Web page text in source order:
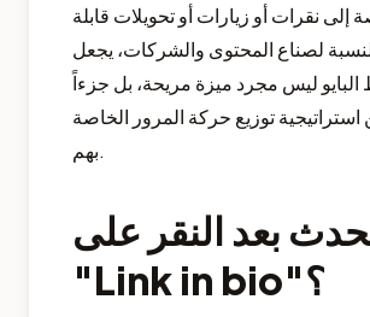
إلى نقرات أو زيارات أو تحويلات قابلة
لصناع المحتوى والشركات، يجعل
البايو ليس مجرد ميزة مريحة، بل جزءاً
توزيع حركة المرور الخاصة
بهم.
بعد النقر على
"Link in bio"؟